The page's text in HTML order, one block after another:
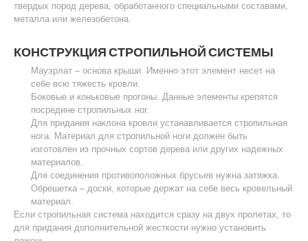
твердых пород дерева, обработанного специальными составами,
металла или железобетона.
КОНСТРУКЦИЯ СТРОПИЛЬНОЙ СИСТЕМЫ
Мауэрлат – основа крыши. Именно этот элемент несет на
себе всю тяжесть кровли.
Боковые и коньковые прогоны. Данные элементы крепятся
посредине стропильных ног.
Для придания наклона кровли устанавливается стропильная
нога. Материал для стропильной ноги должен быть
изготовлен из прочных сортов дерева или других надежных
материалов.
Для соединения противоположных брусьев нужна затяжка.
Обрешетка – доски, которые держат на себе весь кровельный
материал.
Если стропильная система находится сразу на двух пролетах, то
для придания дополнительной жесткости нужно установить